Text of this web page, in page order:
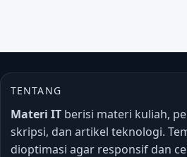
TENTANG
Materi IT berisi materi kuliah,
skripsi, dan artikel teknologi.
dioptimasi agar responsif dan